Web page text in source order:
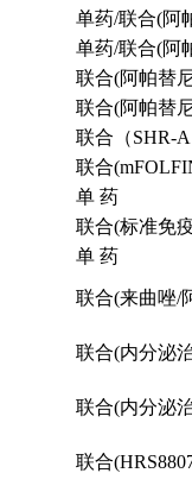
单药/联合(阿
单药/联合(阿
联合(阿帕替
联合(阿帕替
联合（SHR-
联合
单 药
联合(标准免
单 药
联合(来曲唑/
联合(内分泌
联合(内分泌
联合